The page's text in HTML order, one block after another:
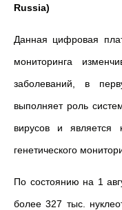
Russia)
Данная цифровая
мониторинга
заболеваний, в
выполняет роль
вирусов и является
генетического
По состоянию на 1
более 327 тыс.